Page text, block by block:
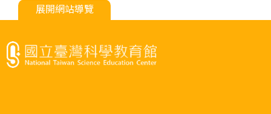
展開網站導覽